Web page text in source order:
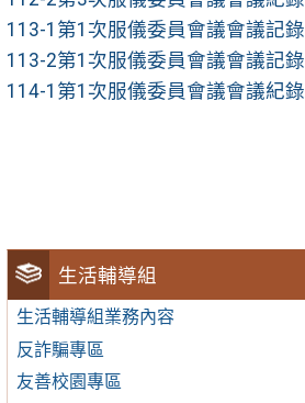
生活輔導組
生活輔導組業務內容
反詐騙專區
友善校園專區
113-1第1次服儀委員會議會議記錄
113-2第1次服儀委員會議會議記錄
114-1第1次服儀委員會議會議紀錄